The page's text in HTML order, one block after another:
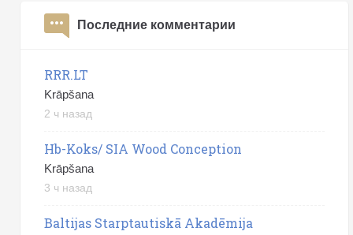
Последние комментарии
RRR.LT
Krāpšana
2 ч назад
Hb-Koks/ SIA Wood Conception
Krāpšana
3 ч назад
Baltijas Starptautiskā Akadēmija